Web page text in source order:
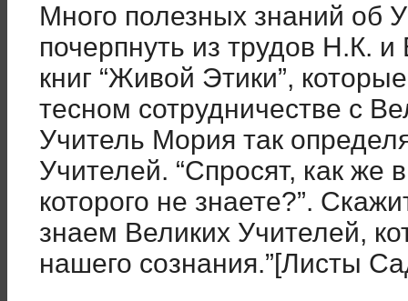
Много полезных знаний об
почерпнуть из трудов Н.К.
книг “Живой Этики”,
тесном сотрудничестве с
Учитель Мория так
Учителей. “Спросят, как же
которого не знаете?”.
знаем Великих Учителей,
нашего сознания.”[Листы